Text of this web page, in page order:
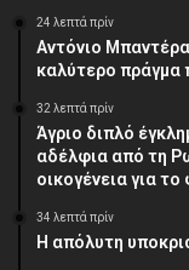
24 λεπτά πρίν
Αντόνιο
καλύτερο πράγμα
32 λεπτά πρίν
Άγριο διπλό
αδέλφια από τη
οικογένεια για
34 λεπτά πρίν
Η απόλυτη